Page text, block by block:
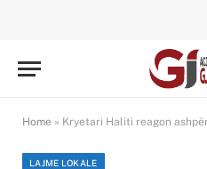
Home » Kryetari Haliti reagon ashpër ndaj ndaljeve të
LAJME LOKALE